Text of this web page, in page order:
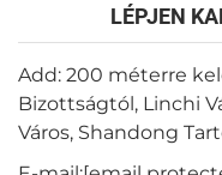
LÉPJEN
Add: 200 méterre
Bizottságtól, Linchi
Város, Shandong